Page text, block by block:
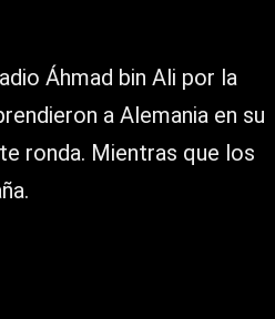
Áhmad bin Ali por la
a Alemania en su
ronda. Mientras que los